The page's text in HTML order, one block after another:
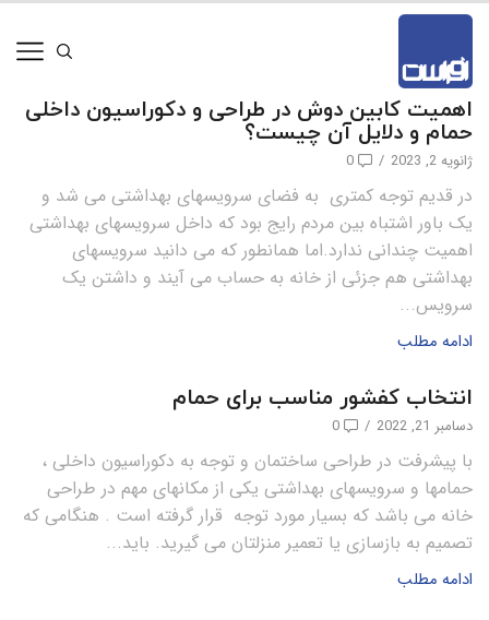
اهمیت کابین دوش در طراحی و دکوراسیون داخلی
حمام و دلایل آن چیست؟
ژانویه 2, 2023 /
0
در قدیم توجه کمتری به فضای سرویسهای بهداشتی می شد و
یک باور اشتباه بین مردم رایج بود که داخل سرویسهای بهداشتی
اهمیت چندانی ندارد.اما همانطور که می دانید سرویسهای
بهداشتی هم جزئی از خانه به حساب می آیند و داشتن یک
سرویس...
ادامه مطلب
انتخاب کفشور مناسب برای حمام
دسامبر 21, 2022 /
0
با پیشرفت در طراحی ساختمان و توجه به دکوراسیون داخلی ،
حمامها و سرویسهای بهداشتی یکی از مکانهای مهم در طراحی
خانه می باشد که بسیار مورد توجه قرار گرفته است . هنگامی که
تصمیم به بازسازی یا تعمیر منزلتان می گیرید. باید...
ادامه مطلب